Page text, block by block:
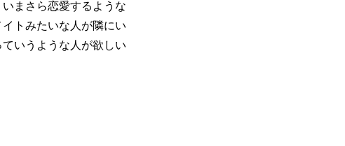
まさら恋愛するような
トみたいな人が隣にい
いうような人が欲しい